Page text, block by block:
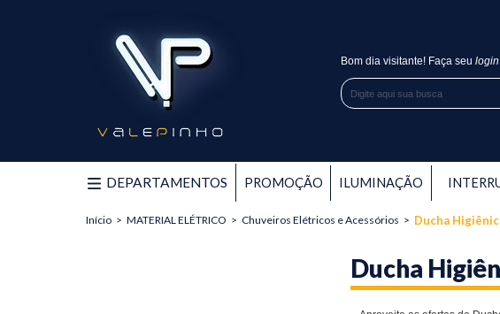
Bom dia visitante! Faça seu login
PROMOÇÃO
ILUMINAÇÃO
DEPARTAMENTOS PROMOÇÃO ILUMINAÇÃO
Início > MATERIAL ELÉTRICO > Chuveiros Elétricos e Acessórios > Ducha
Ducha